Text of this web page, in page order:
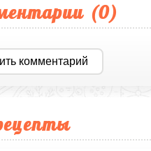
(0)
комментарий